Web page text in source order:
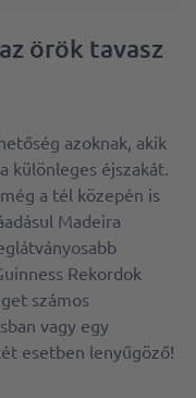
örök tavasz
azoknak, akik
különleges éjszakát.
a tél közepén is
Madeira
Rekordok
számos
vagy egy
esetben lenyűgöző!